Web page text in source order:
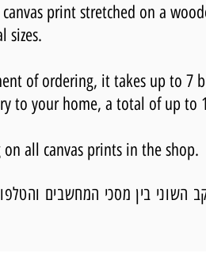
print stretched on a
sizes.
of ordering, it takes up to 7
to your home, a total of up to
all canvas prints in the shop.
השוני בין מסכי המחשבים